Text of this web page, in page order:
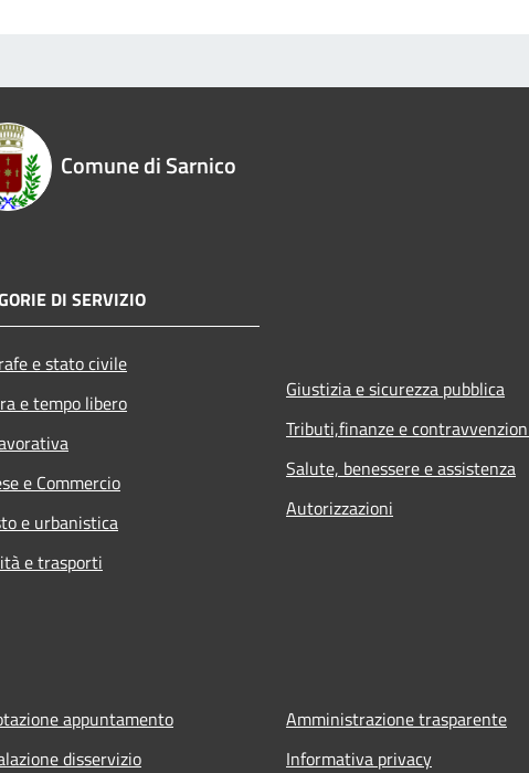
Comune di Sarnico
DI SERVIZIO
e stato civile
e tempo libero
e Commercio
e urbanistica
e trasporti
Giustizia e sicurezza pubblica
Tributi,finanze e
Salute, benessere e assistenza
Autorizzazioni
appuntamento
disservizio
Amministrazione trasparente
Informativa privacy